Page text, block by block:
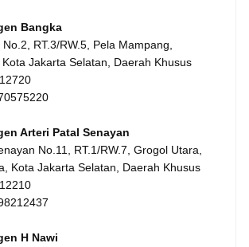
Bangka
RT.3/RW.5, Pela Mampang,
Jakarta Selatan, Daerah Khusus
Arteri Patal Senayan
No.11, RT.1/RW.7, Grogol Utara,
Kota Jakarta Selatan, Daerah Khusus
H Nawi